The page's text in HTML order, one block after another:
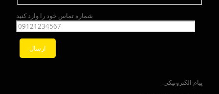
شماره تماس خود را وارد کنید
پیام الکترونیکی